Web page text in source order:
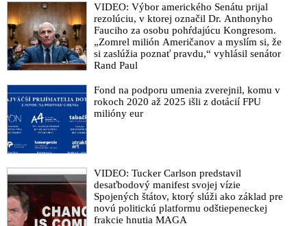
VIDEO: Výbor amerického Senátu prijal
rezolúciu, v ktorej označil Dr. Anthonyho
Fauciho za osobu pohŕdajúcu Kongresom.
„Zomrel milión Američanov a myslím si, že
si zaslúžia poznať pravdu,“ vyhlásil senátor
Rand Paul
Fond na podporu umenia zverejnil, komu v
rokoch 2020 až 2025 išli z dotácií FPU
milióny eur
VIDEO: Tucker Carlson predstavil
desaťbodový manifest svojej vízie
Spojených štátov, ktorý slúži ako základ pre
novú politickú platformu odštiepeneckej
frakcie hnutia MAGA